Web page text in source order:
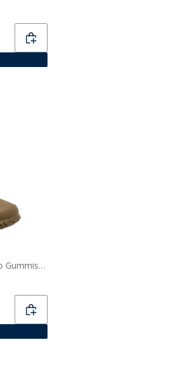
Bisgaard Børne Neo Thermo Gummistøvler Grøn